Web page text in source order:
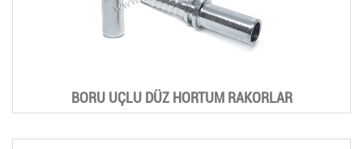
BORU UÇLU DÜZ HORTUM RAKORLAR